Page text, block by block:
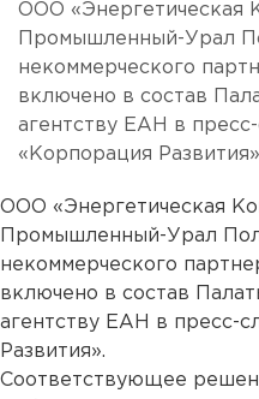
ООО «Энергетическая
Промышленный-Урал
некоммерческого
включено в состав
агентству ЕАН в
«Корпорация
ООО «Энергетическая
Промышленный-Урал
некоммерческого
включено в состав
агентству ЕАН в пресс-
Развития».
Соответствующее